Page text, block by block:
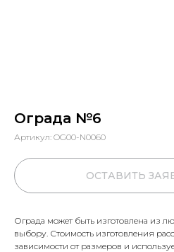
Ограда №6
Артикул: OG00-N0060
ОСТАВИТЬ
Ограда может быть изготовлена из
выбору. Стоимость изготовления
зависимости от размеров и